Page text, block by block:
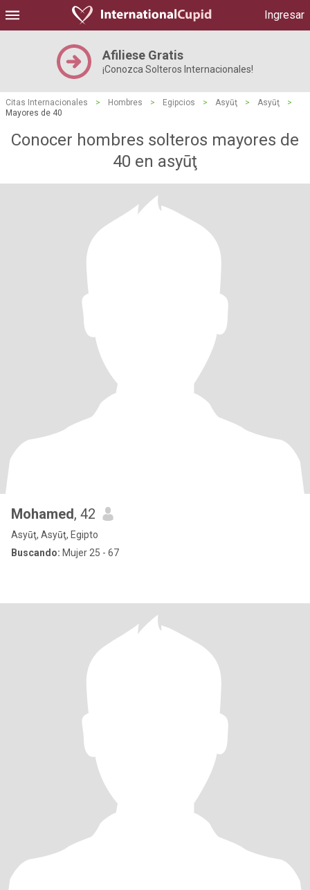
Ingresar
Afiliese Gratis
¡Conozca Solteros Internacionales!
Citas Internacionales > Hombres > Egipcios > Asyūţ > Asyūţ
>
Mayores de 40
Conocer hombres solteros mayores de
40 en asyūţ
Mohamed, 42
Asyūţ, Asyūţ, Egipto
Buscando: Mujer 25 - 67